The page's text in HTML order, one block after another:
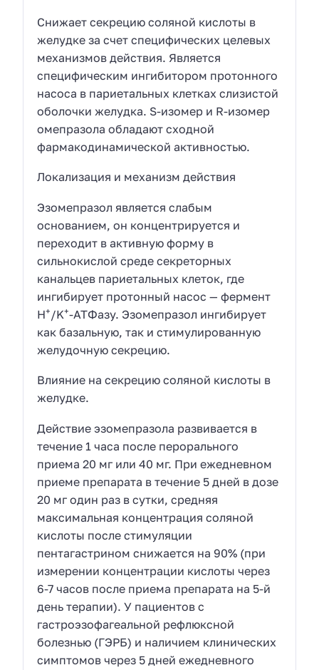
Снижает секрецию соляной кислоты в
желудке за счет специфических целевых
механизмов действия. Является
специфическим ингибитором протонного
насоса в париетальных клетках слизистой
оболочки желудка. S-изомер и R-изомер
омепразола обладают сходной
фармакодинамической активностью.
Локализация и механизм действия
Эзомепразол является слабым
основанием, он концентрируется и
переходит в активную форму в
сильнокислой среде секреторных
канальцев париетальных клеток, где
ингибирует протонный насос — фермент
H+ /K+-АТФазу. Эзомепразол ингибирует
как базальную, так и стимулированную
желудочную секрецию.
Влияние на секрецию соляной кислоты в
желудке.
Действие эзомепразола развивается в
течение 1 часа после перорального
приема 20 мг или 40 мг. При ежедневном
приеме препарата в течение 5 дней в дозе
20 мг один раз в сутки, средняя
максимальная концентрация соляной
кислоты после стимуляции
пентагастрином снижается на 90% (при
измерении концентрации кислоты через
6-7 часов после приема препарата на 5-й
день терапии). У пациентов с
гастроэзофагеальной рефлюксной
болезнью (ГЭРБ) и наличием клинических
симптомов через 5 дней ежедневного